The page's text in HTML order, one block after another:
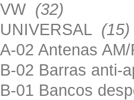
VW (32)
UNIVERSAL (15)
A-02 Antenas
B-02 Barras anti-
B-01 Bancos